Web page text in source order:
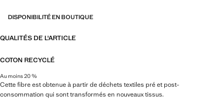
DISPONIBILITÉ EN BOUTIQUE
QUALITÉS DE L'ARTICLE
COTON RECYCLÉ
Au moins 20 %
Cette fibre est obtenue à partir de déchets textiles pré et post-
consommation qui sont transformés en nouveaux tissus.